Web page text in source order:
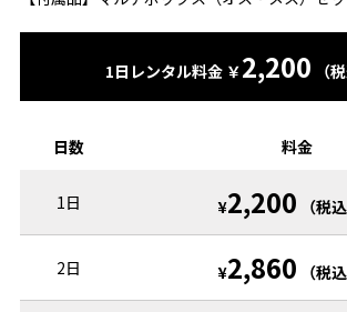
1日レンタル料金 ￥2,200 （
日数 料金
1日 ¥2,200 （税
2日 ¥2,860 （税